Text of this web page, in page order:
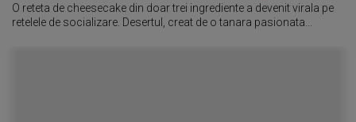
O reteta de cheesecake din doar trei ingrediente a devenit virala pe
retelele de socializare. Desertul, creat de o tanara pasionata...